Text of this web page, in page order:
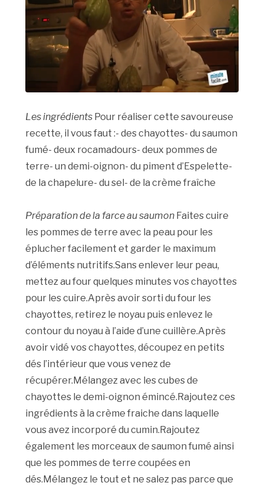
Les ingrédients Pour réaliser cette savoureuse
recette, il vous faut :- des chayottes- du saumon
fumé- deux rocamadours- deux pommes de
terre- un demi-oignon- du piment d’Espelette-
de la chapelure- du sel- de la crème fraîche
Préparation de la farce au saumon Faites cuire
les pommes de terre avec la peau pour les
éplucher facilement et garder le maximum
d’éléments nutritifs.Sans enlever leur peau,
mettez au four quelques minutes vos chayottes
pour les cuire.Après avoir sorti du four les
chayottes, retirez le noyau puis enlevez le
contour du noyau à l’aide d’une cuillère.Après
avoir vidé vos chayottes, découpez en petits
dés l’intérieur que vous venez de
récupérer.Mélangez avec les cubes de
chayottes le demi-oignon émincé.Rajoutez ces
ingrédients à la crème fraiche dans laquelle
vous avez incorporé du cumin.Rajoutez
également les morceaux de saumon fumé ainsi
que les pommes de terre coupées en
dés.Mélangez le tout et ne salez pas parce que